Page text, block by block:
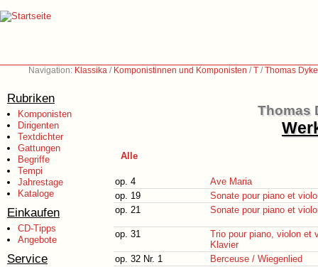
Navigation: Klassika / Komponistinnen und Komponisten /T /Thomas
Rubriken
Komponisten
Dirigenten
Textdichter
Gattungen
Begriffe
Tempi
Jahrestage
Kataloge
Einkaufen
CD-Tipps
Angebote
Service
Thomas
Alle
op. 4
Ave Maria
op. 19
Sonate pour piano et
op. 21
Sonate pour piano et
op. 31
Trio pour piano, violon et
Klavier
op. 32 Nr. 1
Berceuse / Wiegenlied